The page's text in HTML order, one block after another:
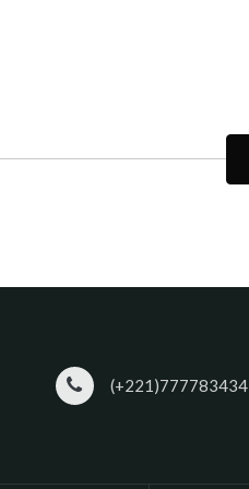
(+221)777783434